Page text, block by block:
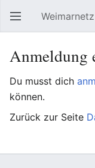
Hauptmenü öffnen
Anmeldung
Du musst dich
können.
Zurück zur Seite